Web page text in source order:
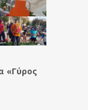
«Γύρος